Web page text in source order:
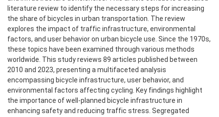
literature review to identify the necessary steps for increasing
the share of bicycles in urban transportation. The review
explores the impact of traffic infrastructure, environmental
factors, and user behavior on urban bicycle use. Since the 1970s,
these topics have been examined through various methods
worldwide. This study reviews 89 articles published between
2010 and 2023, presenting a multifaceted analysis
encompassing bicycle infrastructure, user behavior, and
environmental factors affecting cycling. Key findings highlight
the importance of well-planned bicycle infrastructure in
enhancing safety and reducing traffic stress. Segregated